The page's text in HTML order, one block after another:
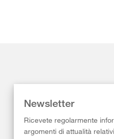
Newsletter
Ricevete regolarmente
argomenti di attualità